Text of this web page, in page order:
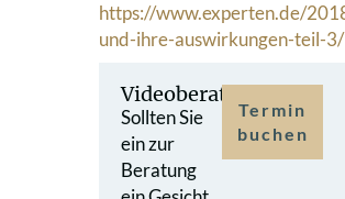
https://www.experten.de/
und-ihre-auswirkungen-teil-3/
Videoberatung
Sollten Sie
ein zur
Beratung
Termin
buchen